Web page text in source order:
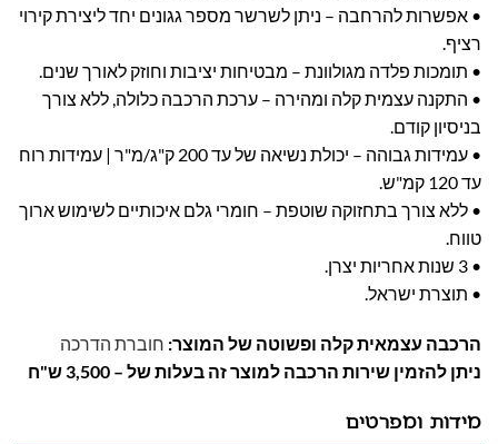
• אפשרות להרחבה – ניתן לשרשר מספר גגונים יחד ליצירת קירוי
רציף.
• תומכות פלדה מגולוונת – מבטיחות יציבות וחוזק לאורך שנים.
• התקנה עצמית קלה ומהירה – ערכת הרכבה כלולה, ללא צורך
בניסיון קודם.
• עמידות גבוהה – יכולת נשיאה של עד 200 ק"ג/מ"ר | עמידות רוח
עד 120 קמ"ש.
• ללא צורך בתחזוקה שוטפת – חומרי גלם איכותיים לשימוש ארוך
טווח.
• 3 שנות אחריות יצרן.
• תוצרת ישראל.
הרכבה עצמאית קלה ופשוטה של המוצר: חוברת הדרכה
ניתן להזמין שירות הרכבה למוצר זה בעלות של – 3,500 ש"ח
מידות ומפרטים